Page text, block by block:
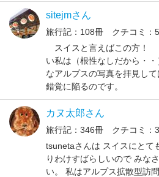
sitejmさん
旅行記：108冊 クチコミ：
スイスと言えばこの方！
い私は（根性なしだから・
なアルプスの写真を拝見し
錯覚に陥るのです。
カヌ太郎さん
旅行記：346冊 クチコミ：
tsunetaさんは スイスにとて
りわけすばらしいので みな
い。 私はアルプス拡散型訪